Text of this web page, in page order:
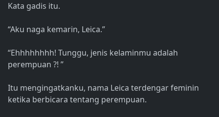
Kata gadis itu.
“Aku naga kemarin, Leica.”
“Ehhhhhhhh! Tunggu, jenis kelaminmu adalah
perempuan ?! ”
Itu mengingatkanku, nama Leica terdengar feminin
ketika berbicara tentang perempuan.